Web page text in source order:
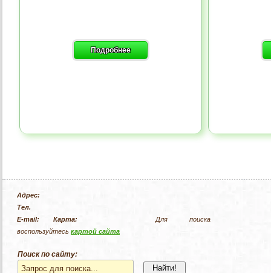
Подробнее
Адрес:
Тел.
E-mail:
Карта:
Для поиска
воспользуйтесь картой сайта
Поиск по сайту: